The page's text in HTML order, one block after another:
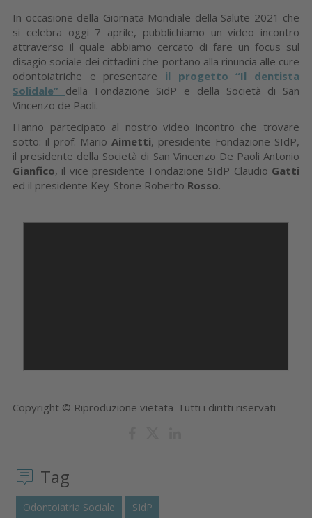
In occasione della Giornata Mondiale della Salute 2021 che
si celebra oggi 7 aprile, pubblichiamo un video incontro
attraverso il quale abbiamo cercato di fare un focus sul
disagio sociale dei cittadini che portano alla rinuncia alle cure
odontoiatriche e presentare il progetto “Il dentista
Solidale” della Fondazione SidP e della Società di San
Vincenzo de Paoli.
Hanno partecipato al nostro video incontro che trovare
sotto: il prof. Mario Aimetti, presidente Fondazione SIdP,
il presidente della Società di San Vincenzo De Paoli Antonio
Gianfico, il vice presidente Fondazione SIdP Claudio Gatti
ed il presidente Key-Stone Roberto Rosso.
Copyright © Riproduzione vietata-Tutti i diritti riservati
Tag
Odontoiatria Sociale SIdP